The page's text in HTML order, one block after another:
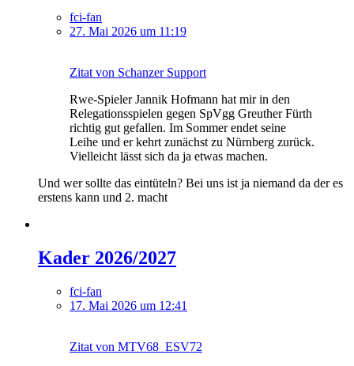
fci-fan
27. Mai 2026 um 11:19
Zitat von Schanzer Support
Rwe-Spieler Jannik Hofmann hat mir in den
Relegationsspielen gegen SpVgg Greuther Fürth
richtig gut gefallen. Im Sommer endet seine
Leihe und er kehrt zunächst zu Nürnberg zurück.
Vielleicht lässt sich da ja etwas machen.
Und wer sollte das eintüteln? Bei uns ist ja niemand da der es
erstens kann und 2. macht
Kader 2026/2027
fci-fan
17. Mai 2026 um 12:41
Zitat von MTV68_ESV72